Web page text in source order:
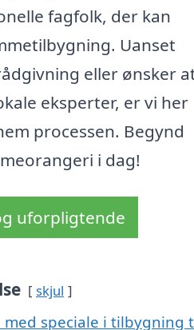
fagfolk, der kan
Uanset
eller ønsker
eksperter, er vi her
processen. Begynd
i dag!
uforpligtende
skjul
med speciale i